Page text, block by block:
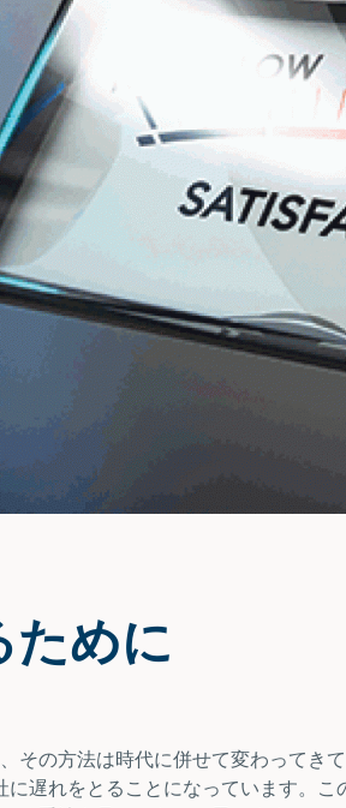
ために
その方法は時代に併せて変わってき
遅れをとることになっています。こ